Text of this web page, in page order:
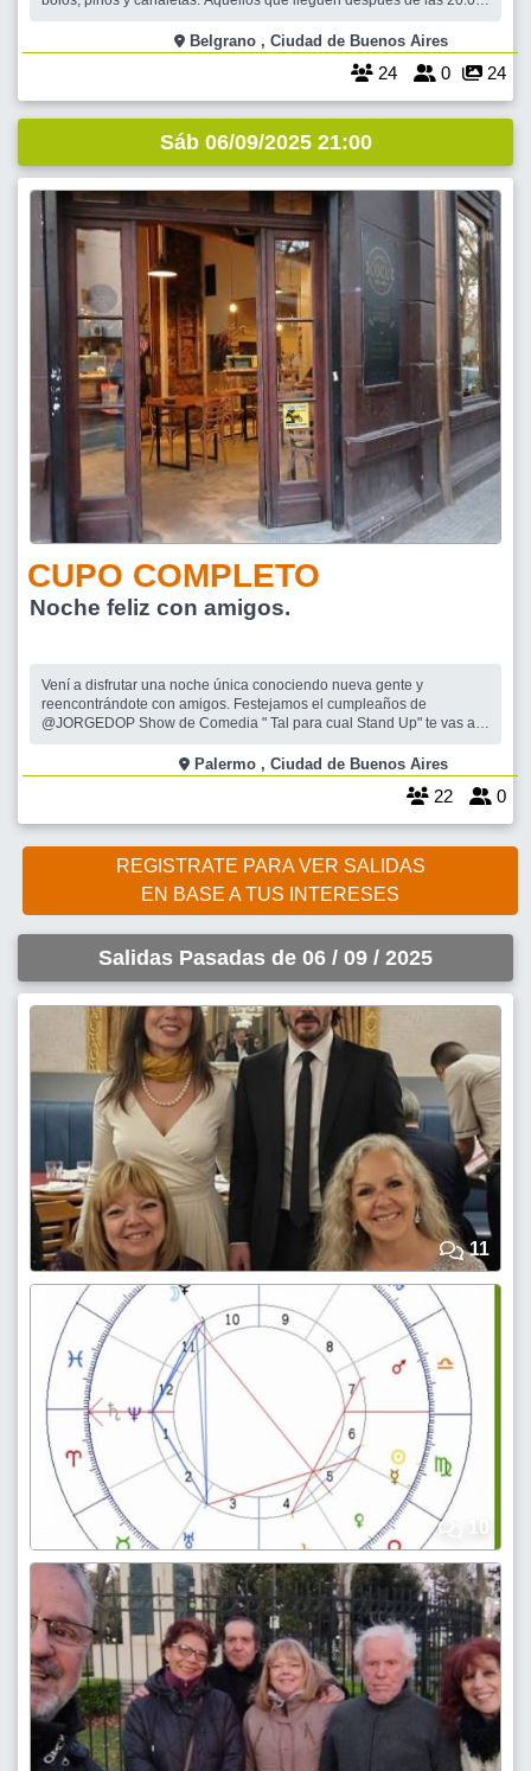
así lo deseen, iremos a cenar
Belgrano , Ciudad de Buenos Aires
24 0 24
Sáb 06/09/2025 21:00
CUPO COMPLETO
Noche feliz con amigos.
Vení a disfrutar una noche única conociendo nueva gente y
reencontrándote con amigos. Festejamos el cumpleaños de
@JORGEDOP Show de Comedia " Tal para cual Stand Up" te vas a
.Cena a la carta. .Espectáculo (al sobre) . Al mejor estilo para que lo
pases genial
Palermo , Ciudad de Buenos Aires
22 0
REGISTRATE PARA VER SALIDAS
EN BASE A TUS INTERESES
Salidas Pasadas de 06 / 09 / 2025
11
10